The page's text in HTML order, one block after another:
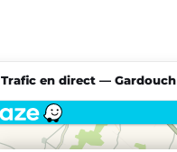
Trafic en direct — Gardouch